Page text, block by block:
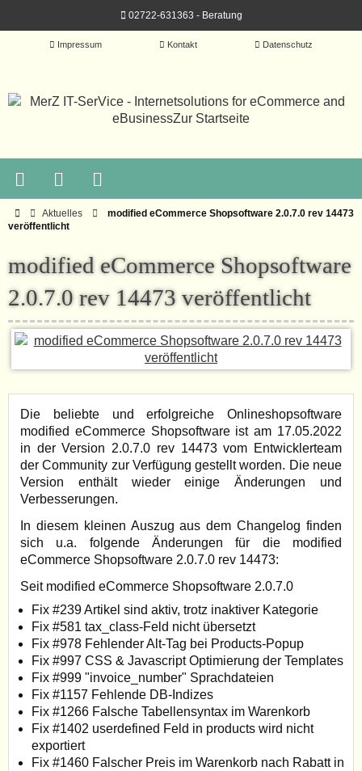
02722-631363 - Beratung
Impressum Kontakt Datenschutz
Aktuelles
modified eCommerce Shopsoftware 2.0.7.0 rev 14473
veröffentlicht
modified eCommerce Shopsoftware
2.0.7.0 rev 14473 veröffentlicht
Die beliebte und erfolgreiche Onlineshopsoftware
modified eCommerce Shopsoftware ist am 17.05.2022
in der Version 2.0.7.0 rev 14473 vom Entwicklerteam
der Community zur Verfügung gestellt worden. Die neue
Version enthält wieder einige Änderungen und
Verbesserungen.
In diesem kleinen Auszug aus dem Changelog finden
sich u.a. folgende Änderungen für die modified
eCommerce Shopsoftware 2.0.7.0 rev 14473:
Seit modified eCommerce Shopsoftware 2.0.7.0
Fix #239 Artikel sind aktiv, trotz inaktiver Kategorie
Fix #581 tax_class-Feld nicht übersetzt
Fix #978 Fehlender Alt-Tag bei Products-Popup
Fix #997 CSS & Javascript Optimierung der Templates
Fix #999 "invoice_number" Sprachdateien
Fix #1157 Fehlende DB-Indizes
Fix #1266 Falsche Tabellensyntax im Warenkorb
Fix #1402 userdefined Feld in products wird nicht
exportiert
Fix #1460 Falscher Preis im Warenkorb nach Rabatt in